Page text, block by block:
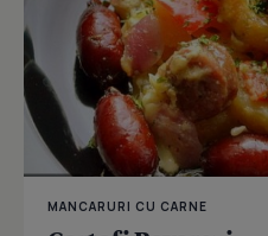
MANCARURI CU CARNE